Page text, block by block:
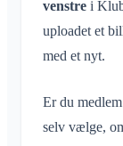
App-
Luk konto
Hurtig start
Diverse
venstre i
uploadet et
med et nyt.
Er du
selv vælge,